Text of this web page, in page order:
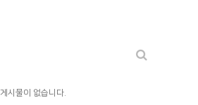
게시물이 없습니다.